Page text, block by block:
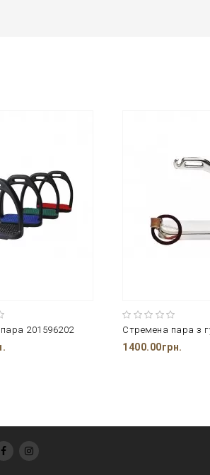
201596202
1400.00грн.